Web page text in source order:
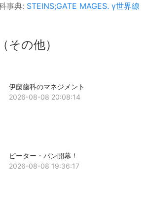
事典: STEINS;GATE MAGES. γ世界線
その他）
伊藤歯科のマネジメント
2026-08-08 20:08:14
ピーター・パン開幕！
2026-08-08 19:36:17